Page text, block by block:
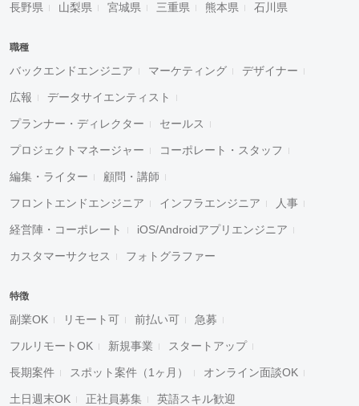
長野県 山梨県 宮城県 三重県 熊本県 石川県
職種
バックエンドエンジニア マーケティング デザイナー
広報 データサイエンティスト
プランナー・ディレクター セールス
プロジェクトマネージャー コーポレート・スタッフ
編集・ライター 顧問・講師
フロントエンドエンジニア インフラエンジニア 人事
経営陣・コーポレート iOS/Androidアプリエンジニア
カスタマーサクセス フォトグラファー
特徴
副業OK リモート可 前払い可 急募
フルリモートOK 新規事業 スタートアップ
長期案件 スポット案件（1ヶ月） オンライン面談OK
土日週末OK 正社員募集 英語スキル歓迎